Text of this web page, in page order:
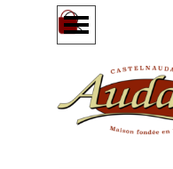
Aller au contenuSauter le menu